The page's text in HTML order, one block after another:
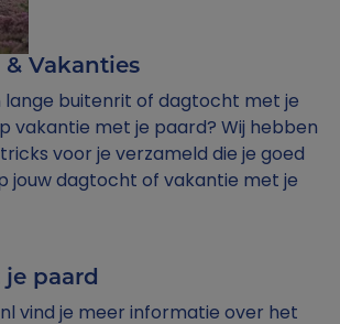
Vakanties
lange buitenrit of dagtocht met je
vakantie met je paard? Wij hebben
voor je verzameld die je goed
jouw dagtocht of vakantie met je
paard
vind je meer informatie over het